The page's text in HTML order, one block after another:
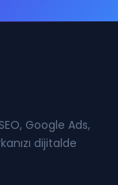
Google Ads,
dijitalde